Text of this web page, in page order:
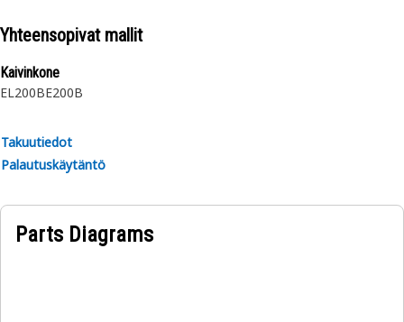
Yhteensopivat mallit
Kaivinkone
EL200BE200B
Takuutiedot
Palautuskäytäntö
Parts Diagrams